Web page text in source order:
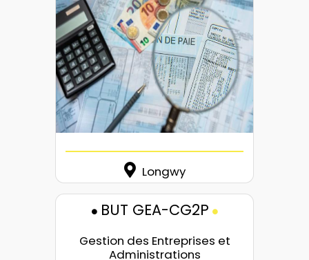
Longwy
BUT GEA-CG2P
Gestion des Entreprises et
Administrations